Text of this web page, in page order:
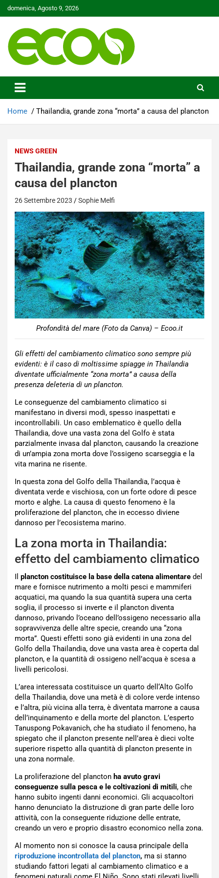
Skip
to
domenica, Agosto 9, 2026
Ecoo.it
Home Thailandia, grande zona “morta” a causa del plancton
NEWS GREEN
Thailandia, grande zona “morta” a
causa del plancton
26 Settembre 2023 Sophie Melfi
Profondità del mare (Foto da Canva) – Ecoo.it
Gli effetti del cambiamento climatico sono sempre più
evidenti: è il caso di moltissime spiagge in Thailandia
diventate ufficialmente “zona morta” a causa della
presenza deleteria di un plancton.
Le conseguenze del cambiamento climatico si
manifestano in diversi modi, spesso inaspettati e
incontrollabili. Un caso emblematico è quello della
Thailandia, dove una vasta zona del Golfo è stata
parzialmente invasa dal plancton, causando la creazione
di un’ampia zona morta dove l’ossigeno scarseggia e la
vita marina ne risente.
In questa zona del Golfo della Thailandia, l’acqua è
diventata verde e vischiosa, con un forte odore di pesce
morto e alghe. La causa di questo fenomeno è la
proliferazione del plancton, che in eccesso diviene
dannoso per l’ecosistema marino.
La zona morta in Thailandia:
effetto del cambiamento climatico
Il plancton costituisce la base della catena alimentare del
mare e fornisce nutrimento a molti pesci e mammiferi
acquatici, ma quando la sua quantità supera una certa
soglia, il processo si inverte e il plancton diventa
dannoso, privando l’oceano dell’ossigeno necessario alla
sopravvivenza delle altre specie, creando una “zona
morta”. Questi effetti sono già evidenti in una zona del
Golfo della Thailandia, dove una vasta area è coperta dal
plancton, e la quantità di ossigeno nell’acqua è scesa a
livelli pericolosi.
L’area interessata costituisce un quarto dell‘Alto Golfo
della Thailandia, dove una metà è di colore verde intenso
e l’altra, più vicina alla terra, è diventata marrone a causa
dell’inquinamento e della morte del plancton. L’esperto
Tanuspong Pokavanich, che ha studiato il fenomeno, ha
spiegato che il plancton presente nell’area è dieci volte
superiore rispetto alla quantità di plancton presente in
una zona normale.
La proliferazione del plancton ha avuto gravi
conseguenze sulla pesca e le coltivazioni di mitili, che
hanno subito ingenti danni economici. Gli acquacoltori
hanno denunciato la distruzione di gran parte delle loro
attività, con la conseguente riduzione delle entrate,
creando un vero e proprio disastro economico nella zona.
Al momento non si conosce la causa principale della
riproduzione incontrollata del plancton, ma si stanno
studiando fattori legati al cambiamento climatico e a